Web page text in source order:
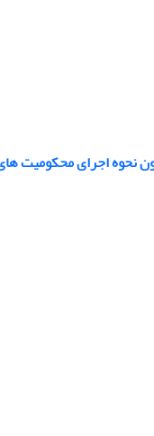
اجرای محکومیت های